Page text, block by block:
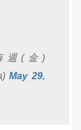
週(金)
May 29,